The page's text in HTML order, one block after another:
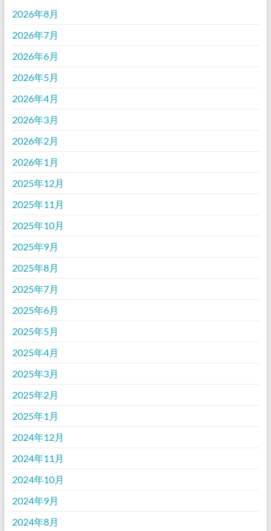
2026年8月
2026年7月
2026年6月
2026年5月
2026年4月
2026年3月
2026年2月
2026年1月
2025年12月
2025年11月
2025年10月
2025年9月
2025年8月
2025年7月
2025年6月
2025年5月
2025年4月
2025年3月
2025年2月
2025年1月
2024年12月
2024年11月
2024年10月
2024年9月
2024年8月